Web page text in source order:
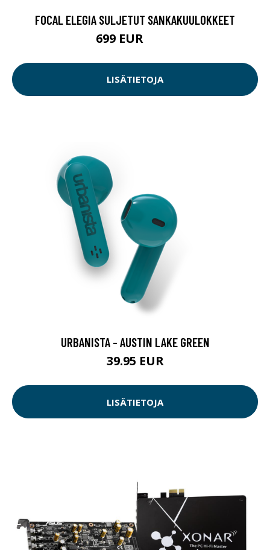
FOCAL ELEGIA SULJETUT SANKAKUULOKKEET
699 EUR
LISÄTIETOJA
URBANISTA - AUSTIN LAKE GREEN
39.95 EUR
LISÄTIETOJA